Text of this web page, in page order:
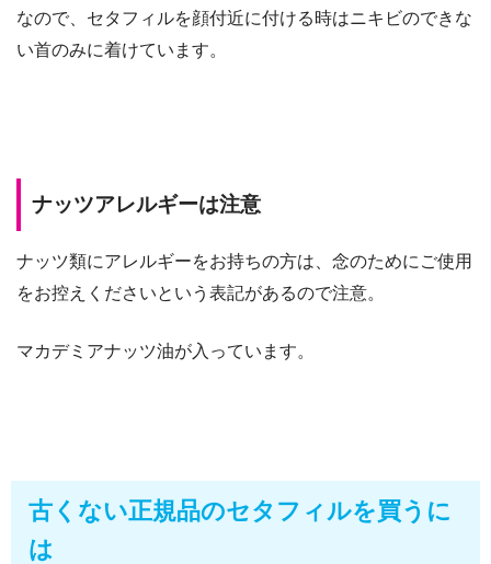
なので、セタフィルを顔付近に付ける時はニキビのできな
い首のみに着けています。
ナッツアレルギーは注意
ナッツ類にアレルギーをお持ちの方は、念のためにご使用
をお控えくださいという表記があるので注意。
マカデミアナッツ油が入っています。
古くない正規品のセタフィルを買うに
は